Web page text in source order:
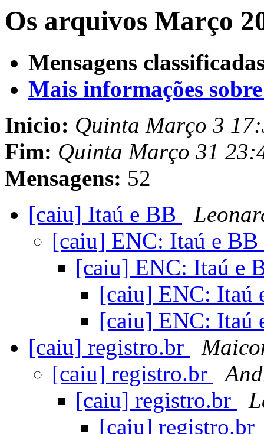
Os arquivos Março
Mensagens
Mais informações
Inicio: Quinta Março 3
Fim: Quinta Março 31
Mensagens: 52
[caiu] Itaú e BB
[caiu] ENC: Itaú e BB
[caiu] ENC: Itaú e
[caiu] ENC: Itaú
[caiu] ENC: Itaú
[caiu] registro.br
[caiu] registro.br
[caiu] registro.br
[caiu] registro.br